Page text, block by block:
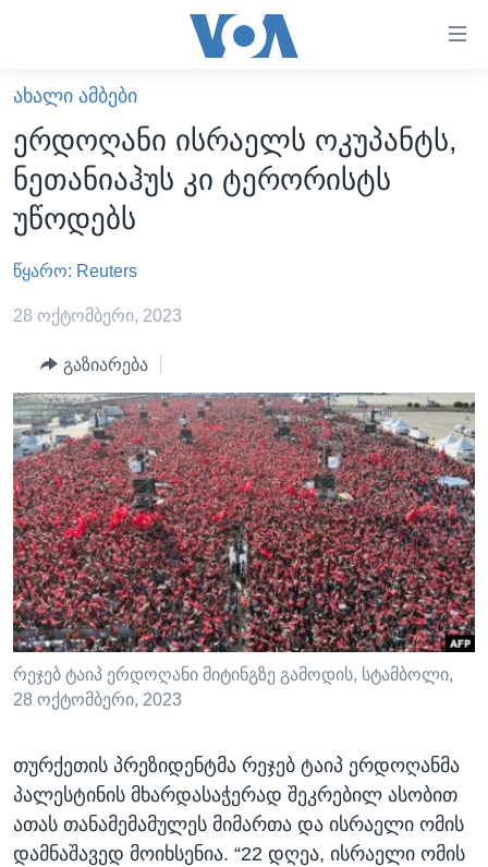
ხელმისაწვდომობისთვის
გადადით
მთავარზე
გადადით
მთავარ
ნავიგაციაზე
გადადით
ძიებაზე
ᲐᲮᲐᲚᲘ ᲐᲛᲑᲔᲑᲘ
ᲡᲐᲥᲐᲠᲗᲕᲔᲚᲝ
ᲐᲨᲨ
ᲐᲨᲨ-ᲘᲡ ᲐᲠᲩᲔᲕᲜᲔᲑᲘ 2024
ᲛᲡᲝᲤᲚᲘᲝ
ᲕᲘᲓᲔᲝᲔᲑᲘ
ᲒᲐᲓᲐᲪᲔᲛᲔᲑᲘ
ᲕᲐᲨᲘᲜᲒᲢᲝᲜᲘ ᲓᲦᲔᲡ
ᲮᲔᲓᲕᲐ ᲕᲐᲨᲘᲜᲒᲢᲝᲜᲘᲓᲐᲜ
ᲡᲢᲣᲓᲘᲐ ᲕᲐᲨᲘᲜᲒᲢᲝᲜᲘ
ᲡᲮᲕᲐ ᲡᲘᲐᲮᲚᲔᲔᲑᲘ
ᲞᲝᲚᲘᲢᲘᲙᲐ
ᲔᲙᲝᲜᲝᲛᲘᲙᲐ
ᲯᲐᲜᲛᲠᲗᲔᲚᲝᲑᲐ
ᲛᲔᲪᲜᲘᲔᲠᲔᲑᲐ
ᲘᲜᲢᲔᲠᲕᲘᲣ
ᲙᲣᲚᲢᲣᲠᲐ
ᲒᲐᲚᲘᲚᲔᲝ
ᲠᲣᲡᲔᲗᲘᲡ ᲨᲔᲭᲠᲐ ᲣᲙᲠᲐᲘᲜᲐᲨᲘ
Learning English
ᲗᲕᲐᲚᲘ ᲒᲕᲐᲓᲔᲕᲜᲔᲗ
ენები
ᲐᲮᲐᲚᲘ ᲐᲛᲑᲔᲑᲘ
ერდოღანი ისრაელს ოკუპანტს,
ნეთანიაჰუს კი ტერორისტს
უწოდებს
წყარო: Reuters
28 ოქტომბერი, 2023
გაზიარება
რეჯებ ტაიპ ერდოღანი მიტინგზე გამოდის, სტამბოლი,
28 ოქტომბერი, 2023
თურქეთის პრეზიდენტმა რეჯებ ტაიპ ერდოღანმა
პალესტინის მხარდასაჭერად შეკრებილ ასობით
ათას თანამემამულეს მიმართა და ისრაელი ომის
დამნაშავედ მოიხსენია. “22 დღეა, ისრაელი ომის